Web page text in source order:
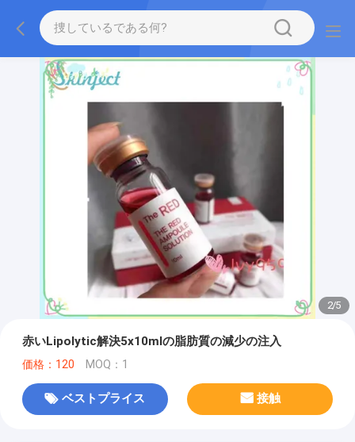
2/5
赤いLipolytic解決5x10mlの脂肪質の減少の注入
価格：120 MOQ：1
ベストプライス 接触